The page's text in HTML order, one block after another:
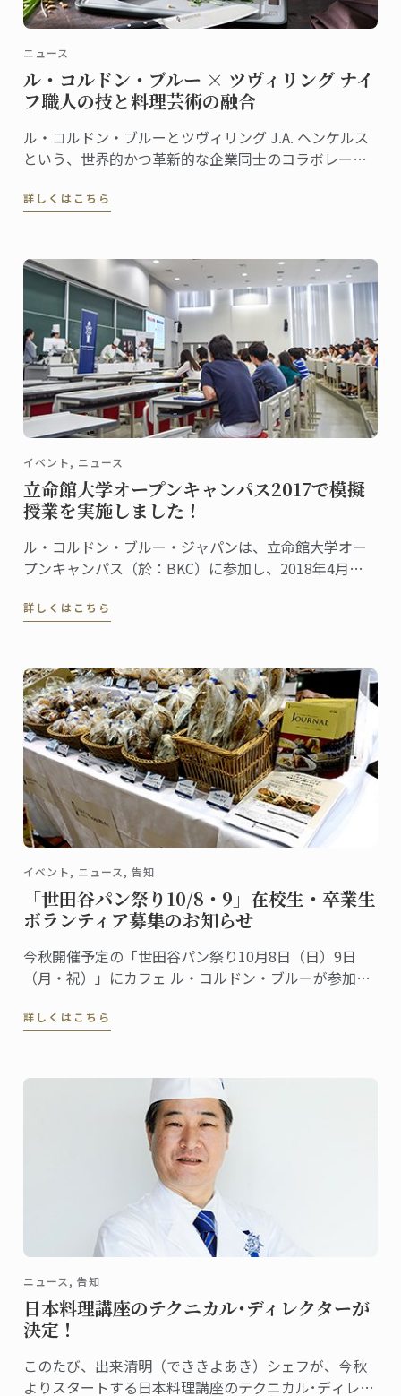
ニュース
ル・コルドン・ブルー × ツヴィリング ナイ
フ職人の技と料理芸術の融合
ル・コルドン・ブルーとツヴィリング J.A. ヘンケルス
という、世界的かつ革新的な企業同士のコラボレーシ
なナイフ＆ツールキットを誕生させました。
詳しくはこちら
イベント, ニュース
立命館大学オープンキャンパス2017で模擬
授業を実施しました！
ル・コルドン・ブルー・ジャパンは、立命館大学オー
プンキャンパス（於：BKC）に参加し、2018年4月に
れる、新しい高等教育プログラムの模擬授業を行いま
詳しくはこちら
イベント, ニュース, 告知
「世田谷パン祭り10/8・9」在校生・卒業生
ボランティア募集のお知らせ
今秋開催予定の「世田谷パン祭り10月8日（日）9日
（月・祝）」にカフェ ル・コルドン・ブルーが参加し
てくださいました。ありがとうございました。さて、
募集します。
詳しくはこちら
ニュース, 告知
日本料理講座のテクニカル･ディレクターが
決定！
このたび、出来清明（でききよあき）シェフが、今秋
よりスタートする日本料理講座のテクニカル･ディレク